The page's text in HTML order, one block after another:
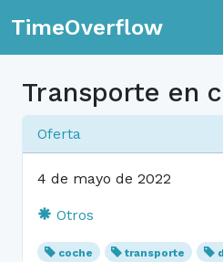
TimeOverflow
Transporte en
Oferta
4 de mayo de 2022
Otros
coche transporte